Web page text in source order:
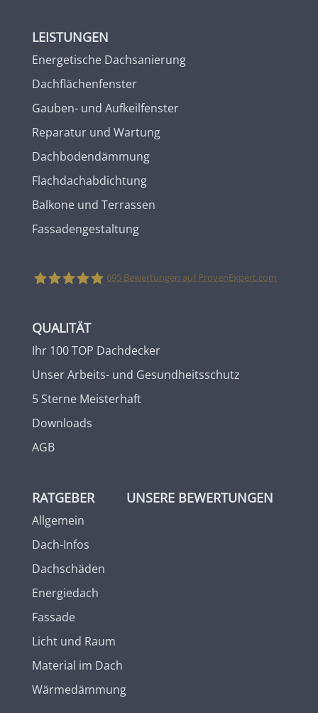
LEISTUNGEN
Energetische Dachsanierung
Dachflächenfenster
Gauben- und Aufkeilfenster
Reparatur und Wartung
Dachbodendämmung
Flachdachabdichtung
Balkone und Terrassen
Fassadengestaltung
Zimmermann Bedachungen GmbH
695 Bewertungen auf ProvenExpert.com
QUALITÄT
Ihr 100 TOP Dachdecker
Unser Arbeits- und Gesundheitsschutz
5 Sterne Meisterhaft
Downloads
AGB
RATGEBER
Allgemein
Dach-Infos
Dachschäden
Energiedach
Fassade
Licht und Raum
Material im Dach
Wärmedämmung
UNSERE BEWERTUNGEN